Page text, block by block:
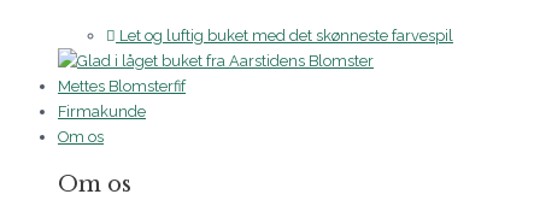
Let og luftig buket med det skønneste farvespil
Mettes Blomsterfif
Firmakunde
Om os
Om os